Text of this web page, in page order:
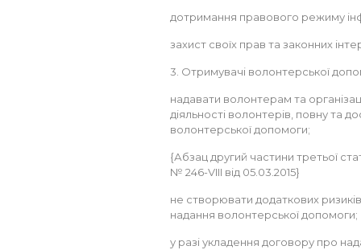
дотримання правового режиму
захист своїх прав та законних
3. Отримувачі волонтерської
надавати волонтерам та
діяльності волонтерів, повну та
волонтерської допомоги;
{Абзац другий частини третьої
№ 246-VIII від 05.03.2015}
не створювати додаткових
надання волонтерської допомоги;
у разі укладення договору про